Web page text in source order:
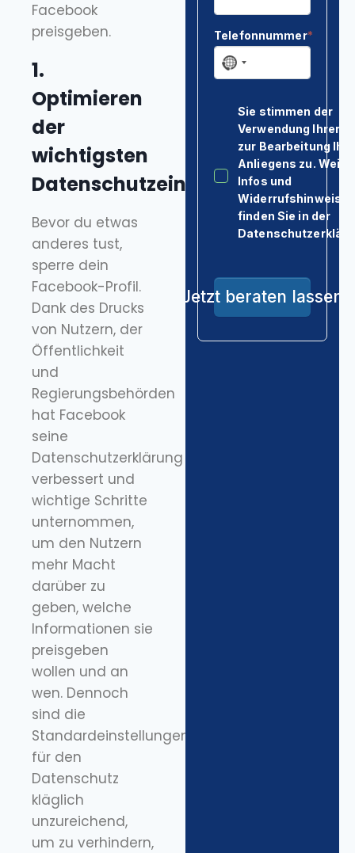
Facebook
preisgeben.
1.
Optimieren
der
wichtigsten
Datenschutzeinstellungen
Bevor du etwas
anderes tust,
sperre dein
Facebook-Profil.
Dank des Drucks
von Nutzern, der
Öffentlichkeit
und
Regierungsbehörden
hat Facebook
seine
Datenschutzerklärung
verbessert und
wichtige Schritte
unternommen,
um den Nutzern
mehr Macht
darüber zu
geben, welche
Informationen sie
preisgeben
wollen und an
wen. Dennoch
sind die
Standardeinstellungen
für den
Datenschutz
kläglich
unzureichend,
um zu verhindern,